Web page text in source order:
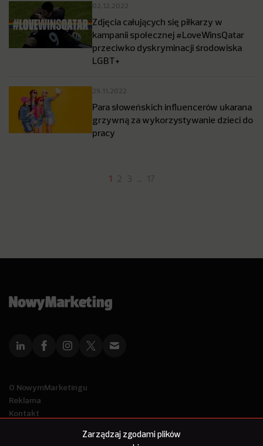
Zarządzaj zgodami plików
02.12.2022
Zdjęcia całujących się piłkarzy w
kampanii społecznej #LoveWinsQatar
przeciwko dyskryminacji środowiska
LGBT+
29.11.2022
Para słoweńskich influencerów ukarana
grzywną za wykorzystywanie dzieci do
pracy
1 2 3 … 17
O NowymMarketingu
Reklama
Kontakt